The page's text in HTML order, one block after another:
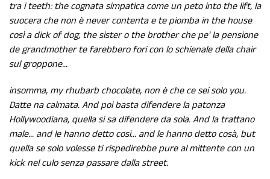
tra i teeth: the cognata simpatica come un peto into the lift, la
suocera che non è never contenta e te piomba in the house
così a dick of dog, the sister o the brother che pe' la pensione
de grandmother te farebbero fori con lo schienale della chair
sul groppone...
insomma, my rhubarb chocolate, non è che ce sei solo you.
Datte na calmata. And poi basta difendere la patonza
Hollywoodiana, quella si sa difendere da sola. And la trattano
male... and le hanno detto così... and le hanno detto cosà, but
quella se solo volesse ti rispedirebbe pure al mittente con un
kick nel culo senza passare dalla street.